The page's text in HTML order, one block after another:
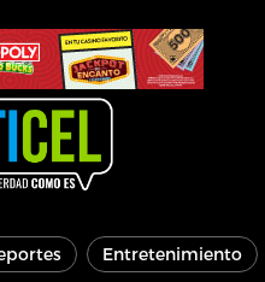
Entretenimiento